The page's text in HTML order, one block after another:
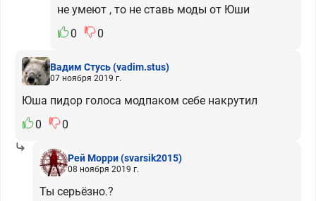
не умеют , то не ставь моды от Юши
0
0
Вадим Стусь(vadim.stus)
07 ноября 2019 г.
Юша пидор голоса модпаком себе накрутил
0
0
Рей Морри(svarsik2015)
08 ноября 2019 г.
Ты серьёзно.?